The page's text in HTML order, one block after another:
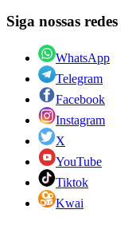
Siga nossas redes
WhatsApp
Telegram
Facebook
Instagram
X
YouTube
Tiktok
Kwai